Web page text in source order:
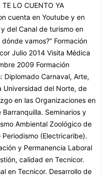
LO CUENTO YA
cuenta en Youtube y en
del Canal de turismo en
vamos?” Formación
Julio 2014 Visita Médica
2009 Formación
Diplomado Carnaval, Arte,
Universidad del Norte, de
en las Organizaciones en
Seminarios y
Ambiental Zoológico de
(Electricaribe).
y Permanencia Laboral
calidad en Tecnicor.
en Tecnicor. Desarrollo de